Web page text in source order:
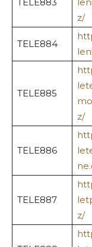
z/
TELE884
TELE885
z/
TELE886
TELE887
z/